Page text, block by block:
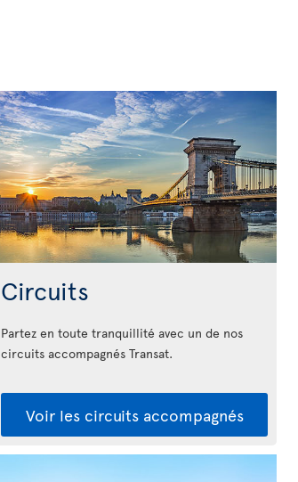
Circuits
Partez en toute tranquillité avec un de nos
circuits accompagnés Transat.
Voir les circuits accompagnés